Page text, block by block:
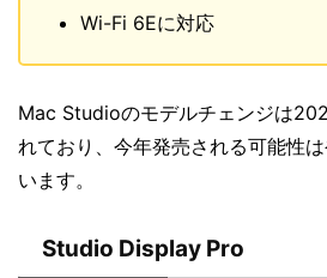
Wi-Fi 6Eに対応
Mac Studioのモデルチェンジは
れており、今年発売される可能性
います。
Studio Display Pro